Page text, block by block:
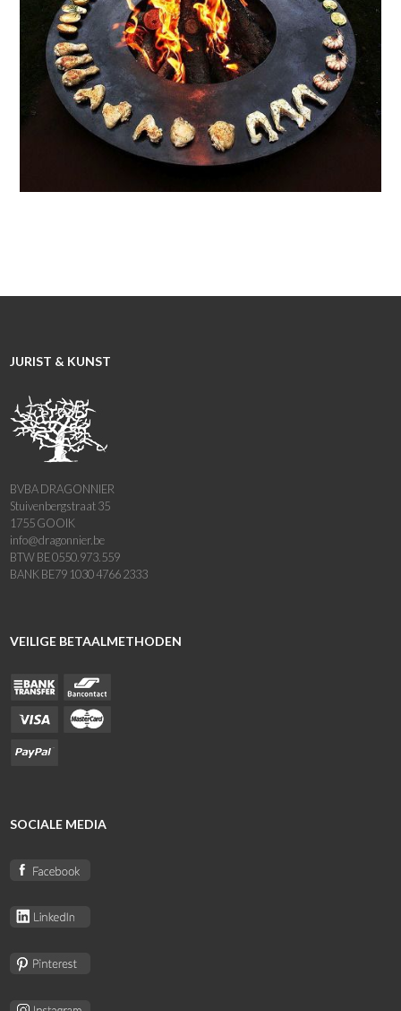
JURIST & KUNST
BVBA DRAGONNIER
Stuivenbergstraat 35
1755 GOOIK
info@dragonnier.be
BTW BE 0550.973.559
BANK BE79 1030 4766 2333
VEILIGE BETAALMETHODEN
SOCIALE MEDIA